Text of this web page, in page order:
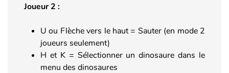
Joueur 2 :
U ou Flèche vers le haut = Sauter (en mode 2
joueurs seulement)
H et K = Sélectionner un dinosaure dans le
menu des dinosaures